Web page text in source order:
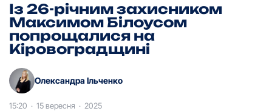
Із 26-річним захисником
Максимом Білоусом
попрощалися на
Кіровоградщині
Олександра Ільченко
15:20 · 15 вересня · 2025